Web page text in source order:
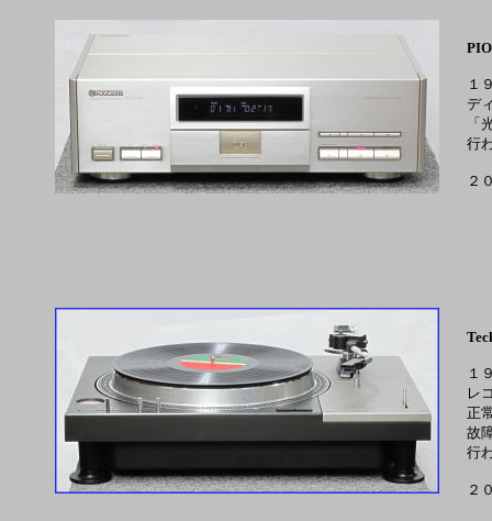
１
デ
「
行
２
１
レ
正
故
行
２